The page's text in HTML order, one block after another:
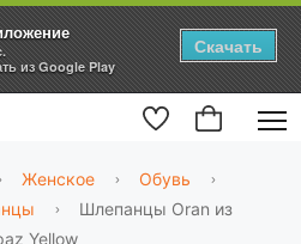
из Google Play
Скачать
Женское
Обувь
Шлепанцы Oran из
Yellow